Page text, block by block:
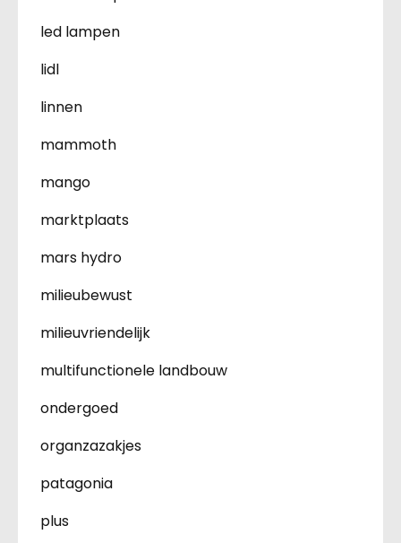
led lampen
lidl
linnen
mammoth
mango
marktplaats
mars hydro
milieubewust
milieuvriendelijk
multifunctionele landbouw
ondergoed
organzazakjes
patagonia
plus